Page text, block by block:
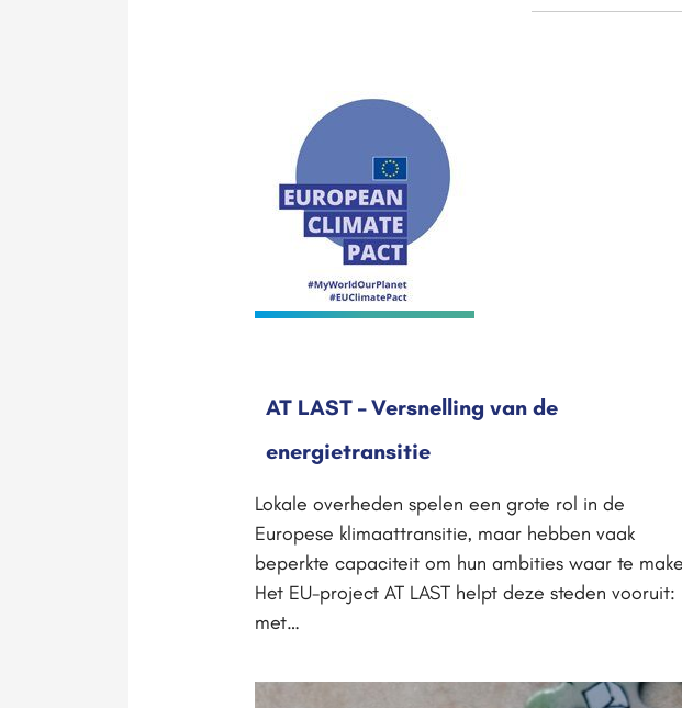
AT LAST – Versnelling van de
energietransitie
Lokale overheden spelen een grote rol in de
Europese klimaattransitie, maar hebben vaak
beperkte capaciteit om hun ambities waar te
Het EU-project AT LAST helpt deze steden vooruit:
met…